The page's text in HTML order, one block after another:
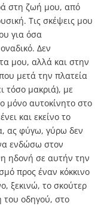
στη ζωή μου, από
Τις σκέψεις μου
για όσα
Δεν
μου, αλλά και στην
μετά την πλατεία
τόσο μακριά), με
μόνο αυτοκίνητο στο
και εκείνο το
ας φύγω, γύρω δεν
να ενδώσω στον
ηδονή σε αυτήν την
προς έναν κόκκινο
ξεκινώ, το σκούτερ
του οδηγού, στο